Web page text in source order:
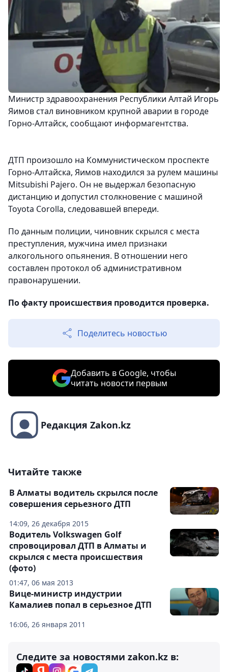
Министр здравоохранения Республики Алтай Игорь
Яимов стал виновником крупной аварии в городе
Горно-Алтайск, сообщают информагентства.
ДТП произошло на Коммунистическом проспекте
Горно-Алтайска, Яимов находился за рулем машины
Mitsubishi Pajero. Он не выдержал безопасную
дистанцию и допустил столкновение с машиной
Toyota Corolla, следовавшей впереди.
По данным полиции, чиновник скрылся с места
преступления, мужчина имел признаки
алкогольного опьянения. В отношении него
составлен протокол об административном
правонарушении.
По факту происшествия проводится проверка.
Поделитесь новостью
Добавить в Google, чтобы
читать новости первым
Редакция Zakon.kz
Читайте также
14:09, 26 декабря 2015
В Алматы водитель скрылся после
совершения серьезного ДТП
01:47, 06 мая 2013
Водитель Volkswagen Golf
спровоцировал ДТП в Алматы и
скрылся с места происшествия
(фото)
16:06, 26 января 2011
Вице-министр индустрии
Камалиев попал в серьезное ДТП
Следите за новостями zakon.kz в: